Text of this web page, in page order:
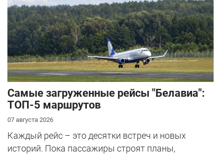
Самые загруженные рейсы "Белавиа":
ТОП-5 маршрутов
07 августа 2026
Каждый рейс – это десятки встреч и новых
историй. Пока пассажиры строят планы,